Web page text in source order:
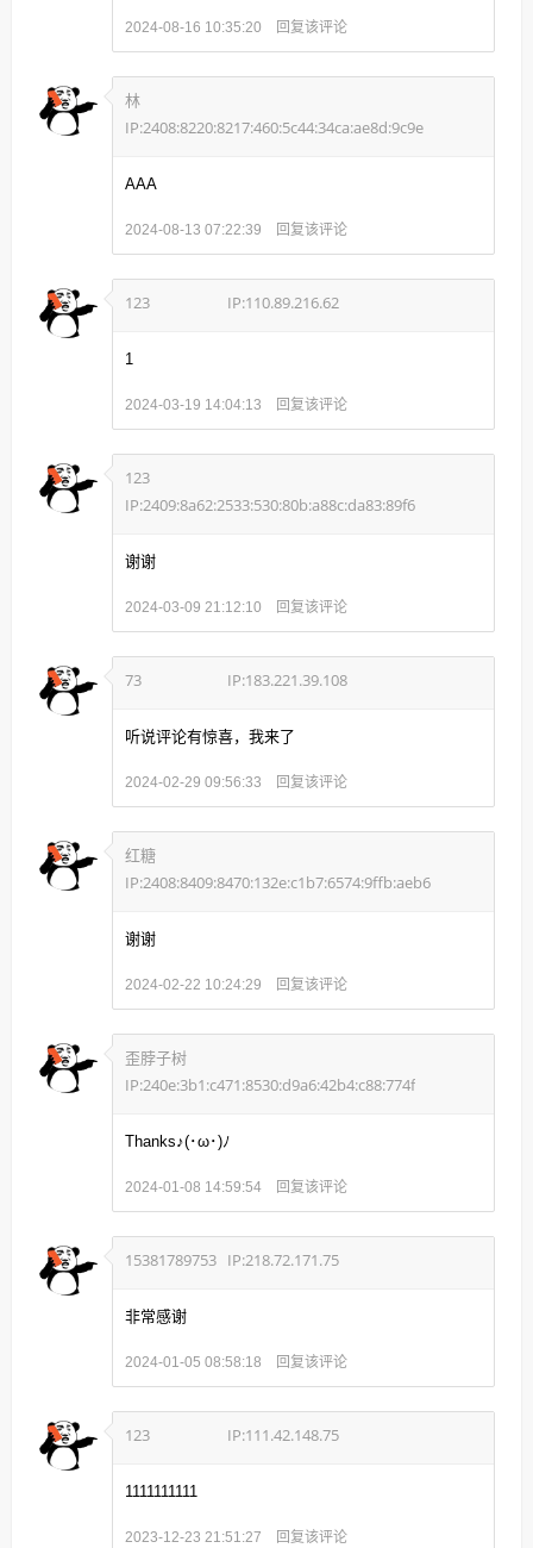
2024-08-16 10:35:20 回复该评论
林
IP:2408:8220:8217:460:5c44:34ca:ae8d:9c9e
AAA
2024-08-13 07:22:39 回复该评论
123 IP:110.89.216.62
1
2024-03-19 14:04:13 回复该评论
123
IP:2409:8a62:2533:530:80b:a88c:da83:89f6
谢谢
2024-03-09 21:12:10 回复该评论
73 IP:183.221.39.108
听说评论有惊喜，我来了
2024-02-29 09:56:33 回复该评论
红糖
IP:2408:8409:8470:132e:c1b7:6574:9ffb:aeb6
谢谢
2024-02-22 10:24:29 回复该评论
歪脖子树
IP:240e:3b1:c471:8530:d9a6:42b4:c88:774f
Thanks♪(･ω･)ﾉ
2024-01-08 14:59:54 回复该评论
15381789753 IP:218.72.171.75
非常感谢
2024-01-05 08:58:18 回复该评论
123 IP:111.42.148.75
1111111111
2023-12-23 21:51:27 回复该评论